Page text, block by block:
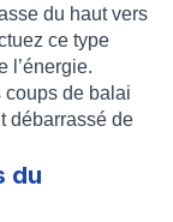
du haut vers
ce type
l’énergie.
coups de balai
débarrassé de
du